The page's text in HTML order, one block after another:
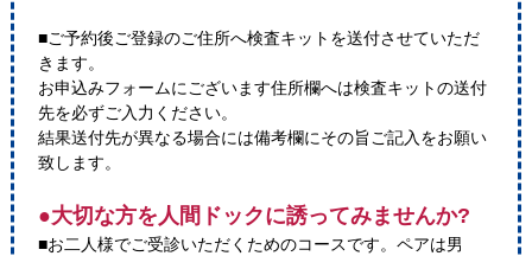
■ご予約後ご登録のご住所へ検査キットを送付させていただ
きます。
お申込みフォームにございます住所欄へは検査キットの送付
先を必ずご入力ください。
結果送付先が異なる場合には備考欄にその旨ご記入をお願い
致します。
●大切な方を人間ドックに誘ってみませんか?
■お二人様でご受診いただくためのコースです。ペアは男